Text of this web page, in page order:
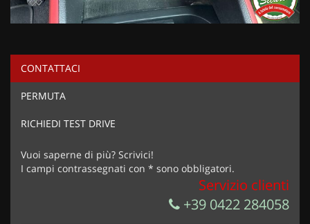
CONTATTACI
PERMUTA
RICHIEDI TEST DRIVE
Vuoi saperne di più? Scrivici!
I campi contrassegnati con * sono obbligatori.
Servizio clienti
+39 0422 284058